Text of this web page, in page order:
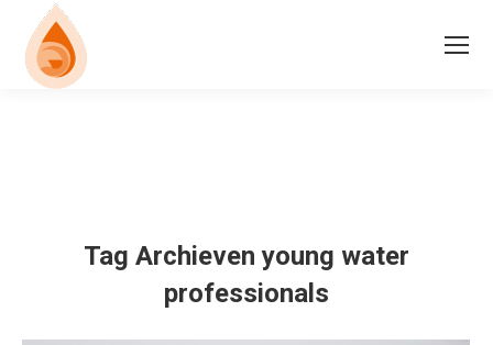
Tag Archievenyoung water
professionals